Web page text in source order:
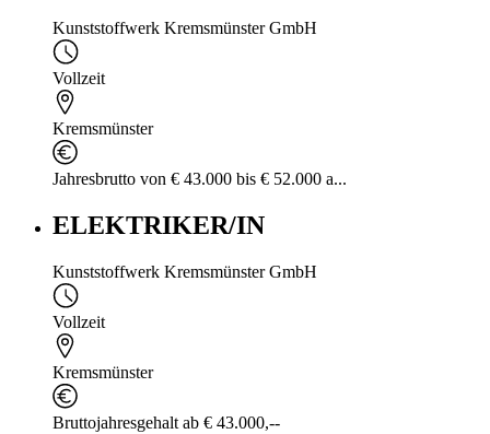
Kunststoffwerk Kremsmünster GmbH
Vollzeit
Kremsmünster
Jahresbrutto von € 43.000 bis € 52.000 a...
ELEKTRIKER/IN
Kunststoffwerk Kremsmünster GmbH
Vollzeit
Kremsmünster
Bruttojahresgehalt ab € 43.000,--